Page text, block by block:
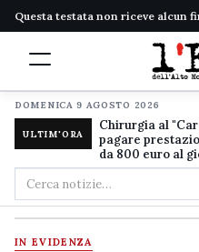
Questa testata non riceve alcun
DOMENICA 9 AGOSTO 2026
ULTIM'ORA
Chirurgia al
pagare
da 800 euro al
Cerca
nel
sito
IN EVIDENZA